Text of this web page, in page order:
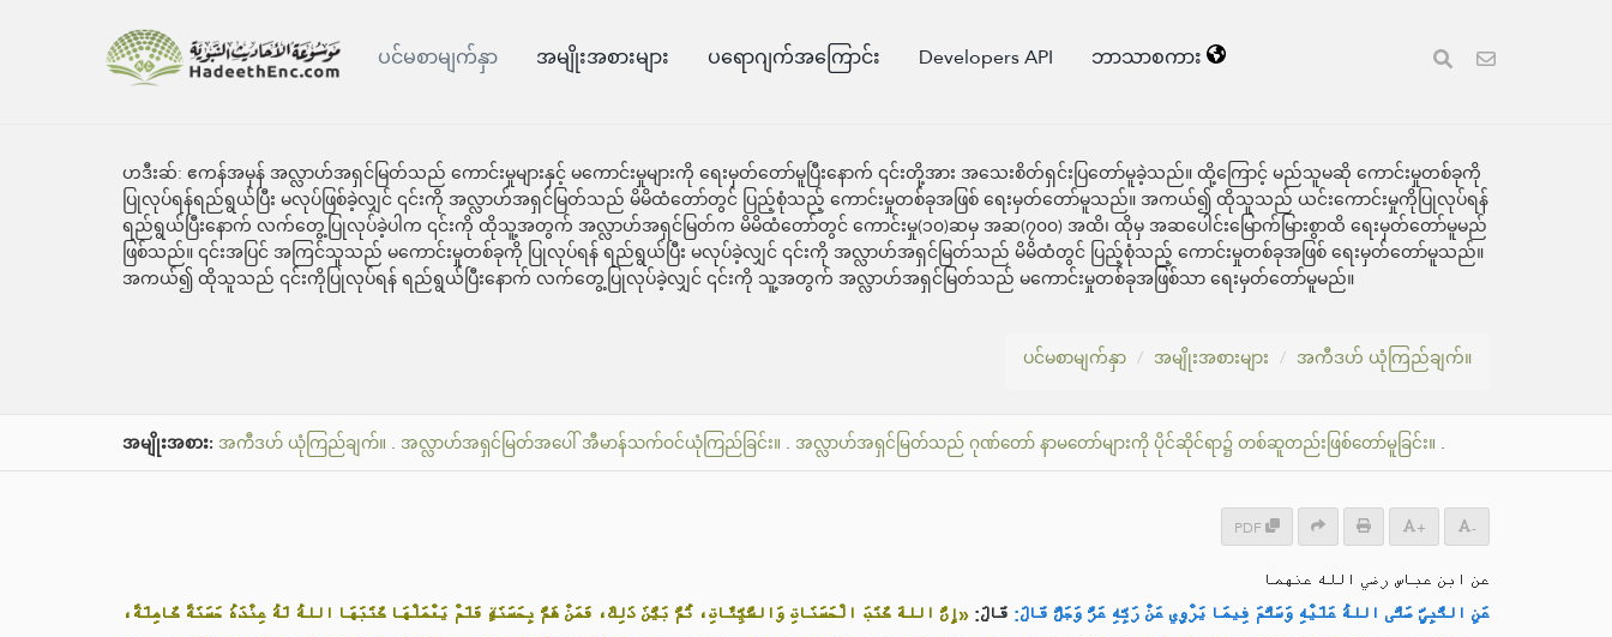
ပင်မစာမျက်နှာ အမျိုးအစားများ ပရောဂျက်အကြောင်း Developers API ဘာသာစကား
ဟဒီးဆ်:ဧကန်အမှန် အလ္လာဟ်အရှင်မြတ်သည် ကောင်းမှုများနှင့် မကောင်းမှုများကို ရေးမှတ်တော်မူပြီးနောက် ၎င်းတို့အား အသေးစိတ်ရှင်းပြတော်မူခဲ့သည်။ ထို့ကြောင့် မည်သူမဆို ကောင်းမှုတစ်ခုကို
ပြုလုပ်ရန်ရည်ရွယ်ပြီး မလုပ်ဖြစ်ခဲ့လျှင် ၎င်းကို အလ္လာဟ်အရှင်မြတ်သည် မိမိထံတော်တွင် ပြည့်စုံသည့် ကောင်းမှုတစ်ခုအဖြစ် ရေးမှတ်တော်မူသည်။ အကယ်၍ ထိုသူသည် ယင်းကောင်းမှုကိုပြုလုပ်ရန်
ရည်ရွယ်ပြီးနောက် လက်တွေ့ပြုလုပ်ခဲ့ပါက ၎င်းကို ထိုသူ့အတွက် အလ္လာဟ်အရှင်မြတ်က မိမိထံတော်တွင် ကောင်းမှု(၁၀)ဆမှ အဆ(၇၀၀) အထိ၊ ထိုမှ အဆပေါင်းမြောက်မြားစွာထိ ရေးမှတ်တော်မူမည်
ဖြစ်သည်။ ၎င်းအပြင် အကြင်သူသည် မကောင်းမှုတစ်ခုကို ပြုလုပ်ရန် ရည်ရွယ်ပြီး မလုပ်ခဲ့လျှင် ၎င်းကို အလ္လာဟ်အရှင်မြတ်သည် မိမိထံတွင် ပြည့်စုံသည့် ကောင်းမှုတစ်ခုအဖြစ် ရေးမှတ်တော်မူသည်။
အကယ်၍ ထိုသူသည် ၎င်းကိုပြုလုပ်ရန် ရည်ရွယ်ပြီးနောက် လက်တွေ့ပြုလုပ်ခဲ့လျှင် ၎င်းကို သူ့အတွက် အလ္လာဟ်အရှင်မြတ်သည် မကောင်းမှုတစ်ခုအဖြစ်သာ ရေးမှတ်တော်မူမည်။
ပင်မစာမျက်နှာ အမျိုးအစားများ အကီဒဟ် ယုံကြည်ချက်။
အမျိုးအစား: အကီဒဟ် ယုံကြည်ချက်။ . အလ္လာဟ်အရှင်မြတ်အပေါ် အီမာန်သက်ဝင်ယုံကြည်ခြင်း။ . အလ္လာဟ်အရှင်မြတ်သည် ဂုဏ်တော် နာမတော်များကို ပိုင်ဆိုင်ရာ၌ တစ်ဆူတည်းဖြစ်တော်မူခြင်း။ .
PDF + -
عن ابن عباس رضي الله عنهما
عَنِ النَّبِيِّ صَلَّى اللهُ عَلَيْهِ وَسَلَّمَ فِيمَا يَرْوِي عَنْ رَبِّهِ عَزَّ وَجَلَّ قَالَ: قَالَ:«إِنَّ اللهَ كَتَبَ الْحَسَنَاتِ وَالسَّيِّئَاتِ، ثُمَّ بَيَّنَ ذَلِكَ، فَمَنْ هَمَّ بِحَسَنَةٍ فَلَمْ يَعْمَلْهَا كَتَبَهَا اللهُ لَهُ عِنْدَهُ حَسَنَةً كَامِلَةً،